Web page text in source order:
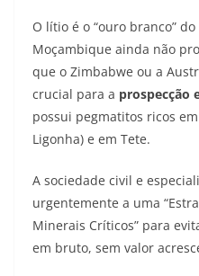
O lítio é o “ouro branco”
Moçambique ainda não
que o Zimbabwe ou a
crucial para a prospecção
possui pegmatitos ricos
Ligonha) e em Tete.
A sociedade civil e
urgentemente a uma
Minerais Críticos” para
em bruto, sem valor